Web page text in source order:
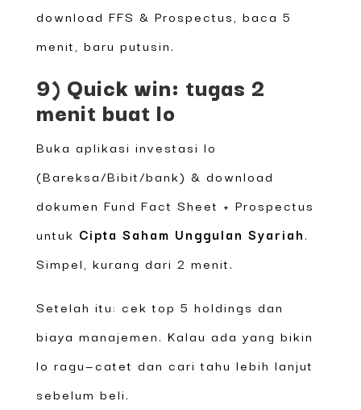
download FFS & Prospectus, baca 5
menit, baru putusin.
9) Quick win: tugas 2
menit buat lo
Buka aplikasi investasi lo
(Bareksa/Bibit/bank) & download
dokumen Fund Fact Sheet + Prospectus
untuk Cipta Saham Unggulan Syariah.
Simpel, kurang dari 2 menit.
Setelah itu: cek top 5 holdings dan
biaya manajemen. Kalau ada yang bikin
lo ragu—catet dan cari tahu lebih lanjut
sebelum beli.